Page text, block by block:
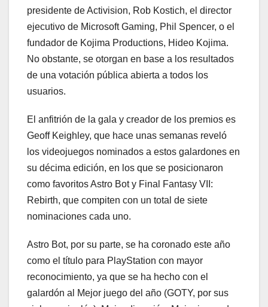
presidente de Activision, Rob Kostich, el director
ejecutivo de Microsoft Gaming, Phil Spencer, o el
fundador de Kojima Productions, Hideo Kojima.
No obstante, se otorgan en base a los resultados
de una votación pública abierta a todos los
usuarios.
El anfitrión de la gala y creador de los premios es
Geoff Keighley, que hace unas semanas reveló
los videojuegos nominados a estos galardones en
su décima edición, en los que se posicionaron
como favoritos Astro Bot y Final Fantasy VII:
Rebirth, que compiten con un total de siete
nominaciones cada uno.
Astro Bot, por su parte, se ha coronado este año
como el título para PlayStation con mayor
reconocimiento, ya que se ha hecho con el
galardón al Mejor juego del año (GOTY, por sus